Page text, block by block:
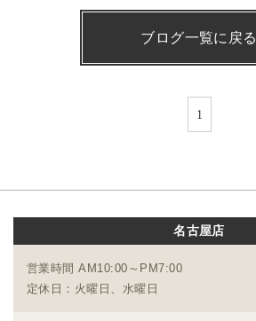
ブログ一覧に戻る
1
名古屋店
営業時間 AM10:00～PM7:00
定休日：火曜日、水曜日